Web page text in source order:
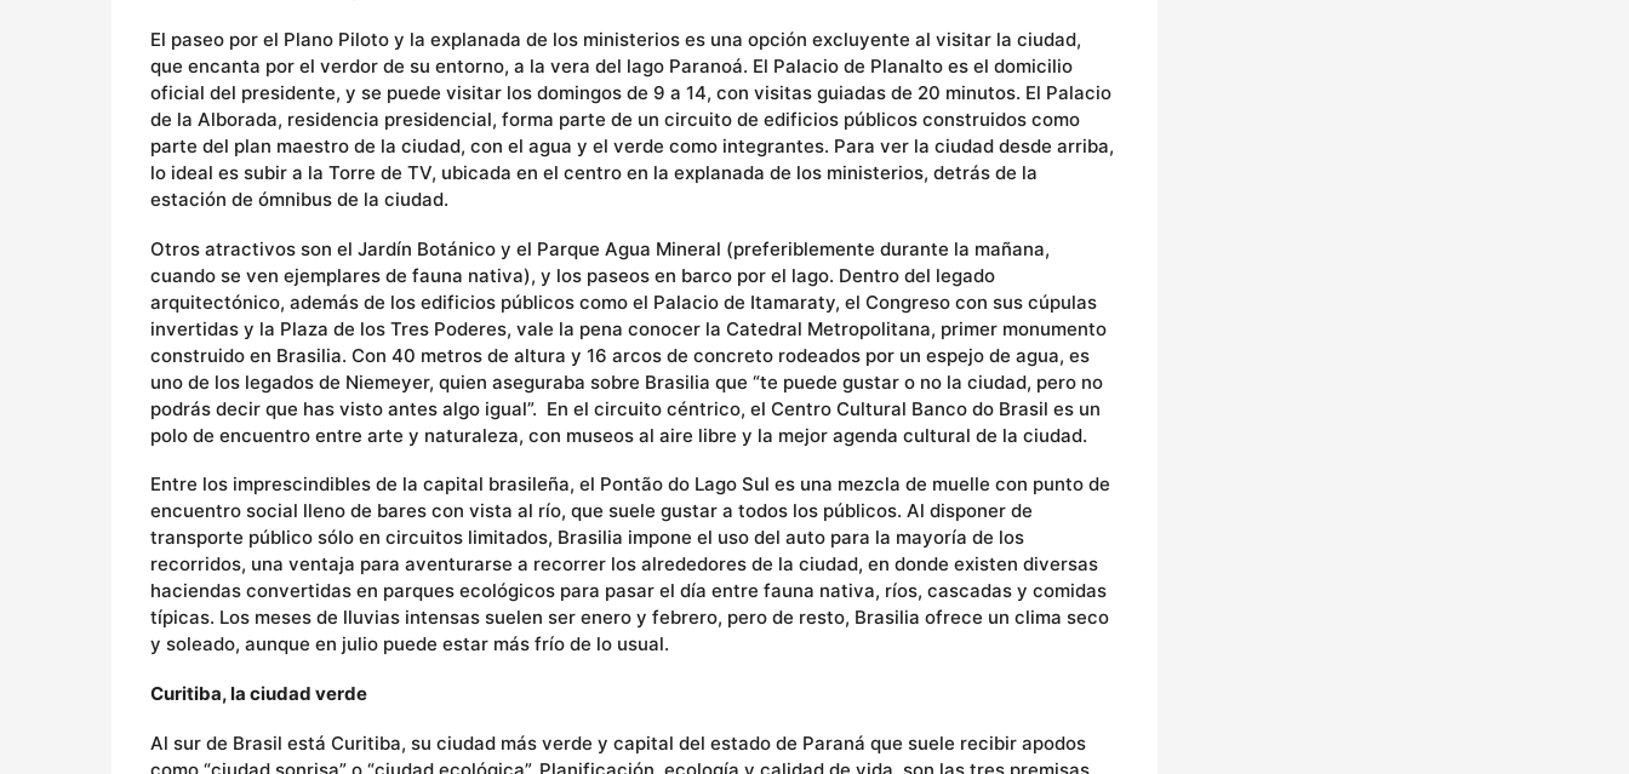
El paseo por el Plano Piloto y la explanada de los ministerios es una opción excluyente al visitar la ciudad,
que encanta por el verdor de su entorno, a la vera del lago Paranoá. El Palacio de Planalto es el domicilio
oficial del presidente, y se puede visitar los domingos de 9 a 14, con visitas guiadas de 20 minutos. El Palacio
de la Alborada, residencia presidencial, forma parte de un circuito de edificios públicos construidos como
parte del plan maestro de la ciudad, con el agua y el verde como integrantes. Para ver la ciudad desde arriba,
lo ideal es subir a la Torre de TV, ubicada en el centro en la explanada de los ministerios, detrás de la
estación de ómnibus de la ciudad.
Otros atractivos son el Jardín Botánico y el Parque Agua Mineral (preferiblemente durante la mañana,
cuando se ven ejemplares de fauna nativa), y los paseos en barco por el lago. Dentro del legado
arquitectónico, además de los edificios públicos como el Palacio de Itamaraty, el Congreso con sus cúpulas
invertidas y la Plaza de los Tres Poderes, vale la pena conocer la Catedral Metropolitana, primer monumento
construido en Brasilia. Con 40 metros de altura y 16 arcos de concreto rodeados por un espejo de agua, es
uno de los legados de Niemeyer, quien aseguraba sobre Brasilia que “te puede gustar o no la ciudad, pero no
podrás decir que has visto antes algo igual”. En el circuito céntrico, el Centro Cultural Banco do Brasil es un
polo de encuentro entre arte y naturaleza, con museos al aire libre y la mejor agenda cultural de la ciudad.
Entre los imprescindibles de la capital brasileña, el Pontão do Lago Sul es una mezcla de muelle con punto de
encuentro social lleno de bares con vista al río, que suele gustar a todos los públicos. Al disponer de
transporte público sólo en circuitos limitados, Brasilia impone el uso del auto para la mayoría de los
recorridos, una ventaja para aventurarse a recorrer los alrededores de la ciudad, en donde existen diversas
haciendas convertidas en parques ecológicos para pasar el día entre fauna nativa, ríos, cascadas y comidas
típicas. Los meses de lluvias intensas suelen ser enero y febrero, pero de resto, Brasilia ofrece un clima seco
y soleado, aunque en julio puede estar más frío de lo usual.
Curitiba, la ciudad verde
Al sur de Brasil está Curitiba, su ciudad más verde y capital del estado de Paraná que suele recibir apodos